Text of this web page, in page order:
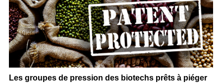
Les groupes de pression des biotechs prêts à piéger